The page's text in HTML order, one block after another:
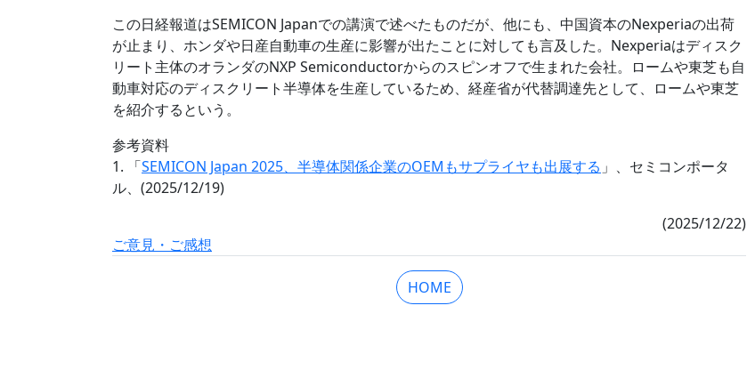
この日経報道はSEMICON Japanでの講演で述べたものだが、他にも、中国資本のNexperiaの出荷
が止まり、ホンダや日産自動車の生産に影響が出たことに対しても言及した。Nexperiaはディスク
リート主体のオランダのNXP Semiconductorからのスピンオフで生まれた会社。ロームや東芝も自
動車対応のディスクリート半導体を生産しているため、経産省が代替調達先として、ロームや東芝
を紹介するという。
参考資料
1. 「SEMICON Japan 2025、半導体関係企業のOEMもサプライヤも出展する」、セミコンポータ
ル、(2025/12/19)
(2025/12/22)
ご意見・ご感想
HOME